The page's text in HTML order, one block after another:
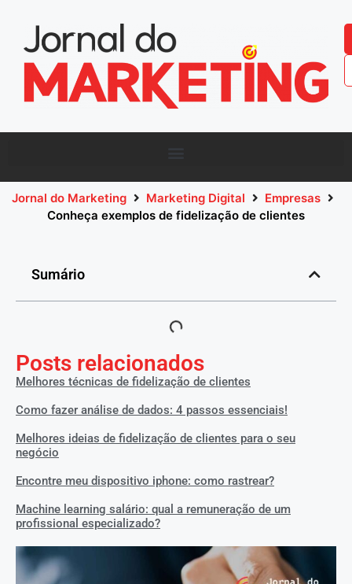
Jornal do Marketing Marketing Digital
Empresas
Conheça exemplos de fidelização de clientes
Sumário
Posts relacionados
Melhores técnicas de fidelização de clientes
Como fazer análise de dados: 4 passos essenciais!
Melhores ideias de fidelização de clientes para o seu
negócio
Encontre meu dispositivo iphone: como rastrear?
Machine learning salário: qual a remuneração de um
profissional especializado?